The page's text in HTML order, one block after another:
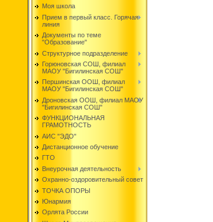
Моя школа
Прием в первый класс. Горячая
линия
Документы по теме
"Образование"
Структурное подразделение
Горюновская СОШ, филиал
МАОУ "Бигилинская СОШ"
Першинская ООШ, филиал
МАОУ "Бигилинская СОШ"
Дроновская ООШ, филиал МАОУ
"Бигилинская СОШ"
ФУНКЦИОНАЛЬНАЯ
ГРАМОТНОСТЬ
АИС "ЭДО"
Дистанционное обучение
ГТО
Внеурочная деятельность
Охранно-оздоровительный совет
ТОЧКА ОПОРЫ
Юнармия
Орлята России